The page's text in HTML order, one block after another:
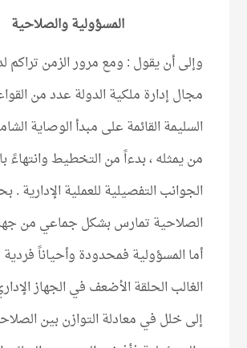
المسؤولية والصلاحية
وإلى أن يقول : ومع مرور الزمن تراكم
مجال إدارة ملكية الدولة عدد من
السليمة القائمة على مبدأ الوصاية
من يمثله ، بدءاً من التخطيط وانتهاءً
الجوانب التفصيلية للعملية
الصلاحية تمارس بشكل جماعي من
أما المسؤولية فمحدودة وأحياناً
الغالب الحلقة الأضعف في الجهاز
إلى خلل في معادلة التوازن بين